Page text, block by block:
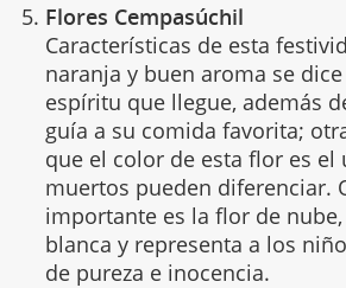
Flores Cempasúchil
Características de esta
naranja y buen aroma se
espíritu que llegue, además
guía a su comida favorita;
que el color de esta flor es el
muertos pueden diferenciar.
importante es la flor de
blanca y representa a los
de pureza e inocencia.